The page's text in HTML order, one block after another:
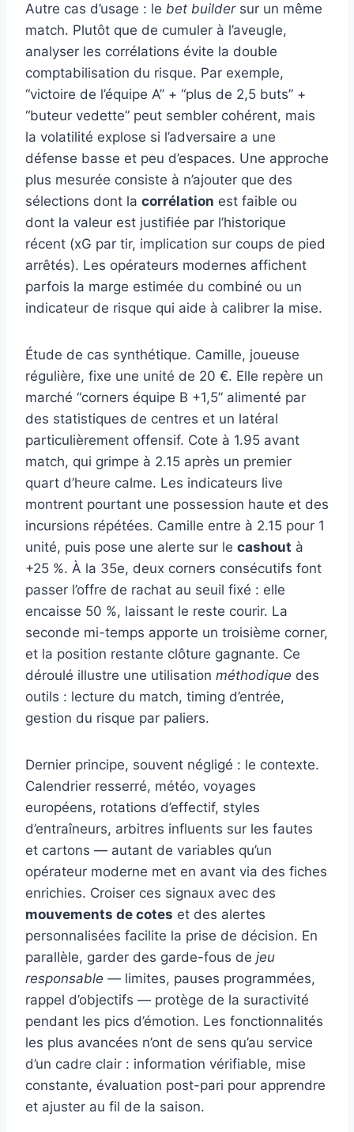
Autre cas d’usage : le bet buildersur un même
match. Plutôt que de cumuler à l’aveugle,
analyser les corrélations évite la double
comptabilisation du risque. Par exemple,
“victoire de l’équipe A” + “plus de 2,5 buts” +
“buteur vedette” peut sembler cohérent, mais
la volatilité explose si l’adversaire a une
défense basse et peu d’espaces. Une approche
plus mesurée consiste à n’ajouter que des
sélections dont la corrélation est faible ou
dont la valeur est justifiée par l’historique
récent (xG par tir, implication sur coups de pied
arrêtés). Les opérateurs modernes affichent
parfois la marge estimée du combiné ou un
indicateur de risque qui aide à calibrer la mise.
Étude de cas synthétique. Camille, joueuse
régulière, fixe une unité de 20 €. Elle repère un
marché “corners équipe B +1,5” alimenté par
des statistiques de centres et un latéral
particulièrement offensif. Cote à 1.95 avant
match, qui grimpe à 2.15 après un premier
quart d’heure calme. Les indicateurs live
montrent pourtant une possession haute et des
incursions répétées. Camille entre à 2.15 pour 1
unité, puis pose une alerte sur le cashout à
+25 %. À la 35e, deux corners consécutifs font
passer l’offre de rachat au seuil fixé : elle
encaisse 50 %, laissant le reste courir. La
seconde mi-temps apporte un troisième corner,
et la position restante clôture gagnante. Ce
déroulé illustre une utilisation méthodique des
outils : lecture du match, timing d’entrée,
gestion du risque par paliers.
Dernier principe, souvent négligé : le contexte.
Calendrier resserré, météo, voyages
européens, rotations d’effectif, styles
d’entraîneurs, arbitres influents sur les fautes
et cartons — autant de variables qu’un
opérateur moderne met en avant via des fiches
enrichies. Croiser ces signaux avec des
mouvements de cotes et des alertes
personnalisées facilite la prise de décision. En
parallèle, garder des garde-fous de jeu
responsable — limites, pauses programmées,
rappel d’objectifs — protège de la suractivité
pendant les pics d’émotion. Les fonctionnalités
les plus avancées n’ont de sens qu’au service
d’un cadre clair : information vérifiable, mise
constante, évaluation post-pari pour apprendre
et ajuster au fil de la saison.